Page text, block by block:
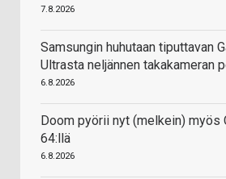
7.8.2026
Samsungin huhutaan tiputtavan
Ultrasta neljännen takakameran
6.8.2026
Doom pyörii nyt (melkein) myös
64:llä
6.8.2026